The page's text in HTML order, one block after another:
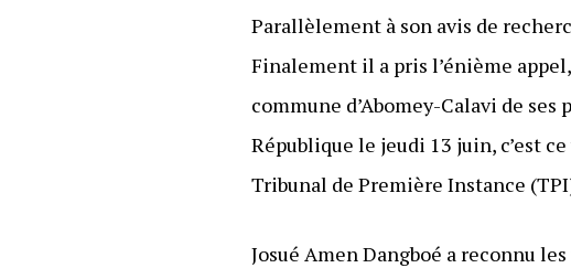
Parallèlement à son avis de
Finalement il a pris l’énième
commune d’Abomey-Calavi de
République le jeudi 13 juin, c’est
Tribunal de Première Instance
Josué Amen Dangboé a reconnu